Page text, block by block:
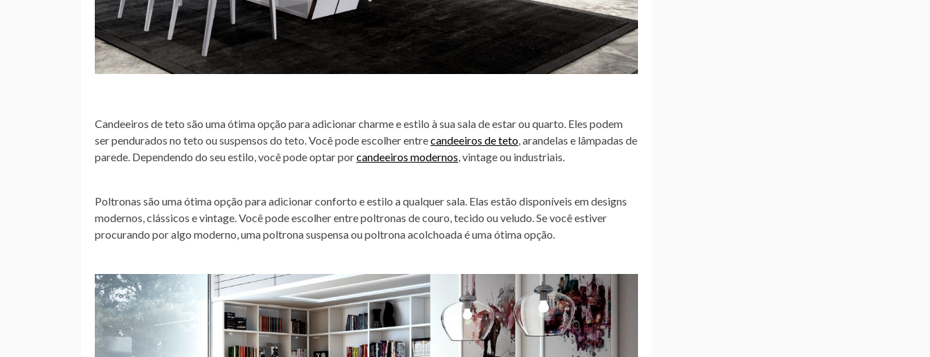
Candeeiros de teto são uma ótima opção para adicionar charme e estilo à sua sala de estar ou quarto. Eles podem
ser pendurados no teto ou suspensos do teto. Você pode escolher entrecandeeiros de teto , arandelas e lâmpadas de
parede. Dependendo do seu estilo, você pode optar porcandeeiros modernos , vintage ou industriais.
Poltronas são uma ótima opção para adicionar conforto e estilo a qualquer sala. Elas estão disponíveis em designs
modernos, clássicos e vintage. Você pode escolher entre poltronas de couro, tecido ou veludo. Se você estiver
procurando por algo moderno, uma poltrona suspensa ou poltrona acolchoada é uma ótima opção.